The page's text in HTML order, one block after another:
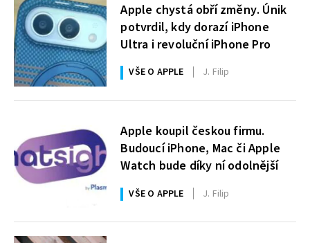
Apple chystá obří změny. Únik
potvrdil, kdy dorazí iPhone
Ultra i revoluční iPhone Pro
VŠE O APPLE J. Filip
Apple koupil českou firmu.
Budoucí iPhone, Mac či Apple
Watch bude díky ní odolnější
VŠE O APPLE J. Filip